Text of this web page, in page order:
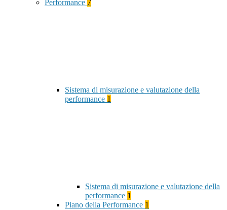
Performance 7
Sistema di misurazione e valutazione della
performance 1
Sistema di misurazione e valutazione della
performance 1
Piano della Performance 1